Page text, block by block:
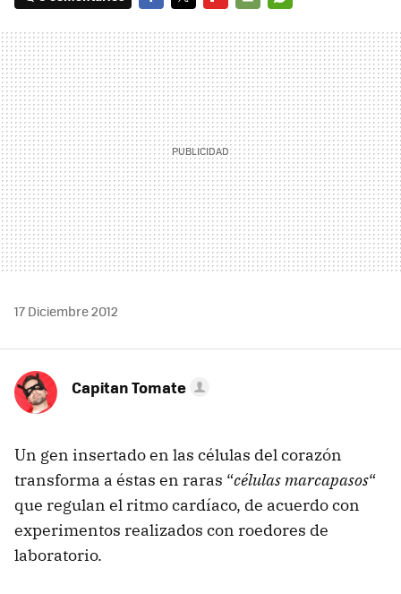
MAIL
17 Diciembre 2012
Capitan Tomate
Un gen insertado en las células del corazón
transforma a éstas en raras “células marcapasos“
que regulan el ritmo cardíaco, de acuerdo con
experimentos realizados con roedores de
laboratorio.